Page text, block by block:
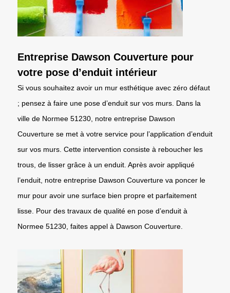
Entreprise Dawson Couverture pour
votre pose d’enduit intérieur
Si vous souhaitez avoir un mur esthétique avec zéro défaut
; pensez à faire une pose d’enduit sur vos murs. Dans la
ville de Normee 51230, notre entreprise Dawson
Couverture se met à votre service pour l’application d’enduit
sur vos murs. Cette intervention consiste à reboucher les
trous, de lisser grâce à un enduit. Après avoir appliqué
l’enduit, notre entreprise Dawson Couverture va poncer le
mur pour avoir une surface bien propre et parfaitement
lisse. Pour des travaux de qualité en pose d’enduit à
Normee 51230, faites appel à Dawson Couverture.